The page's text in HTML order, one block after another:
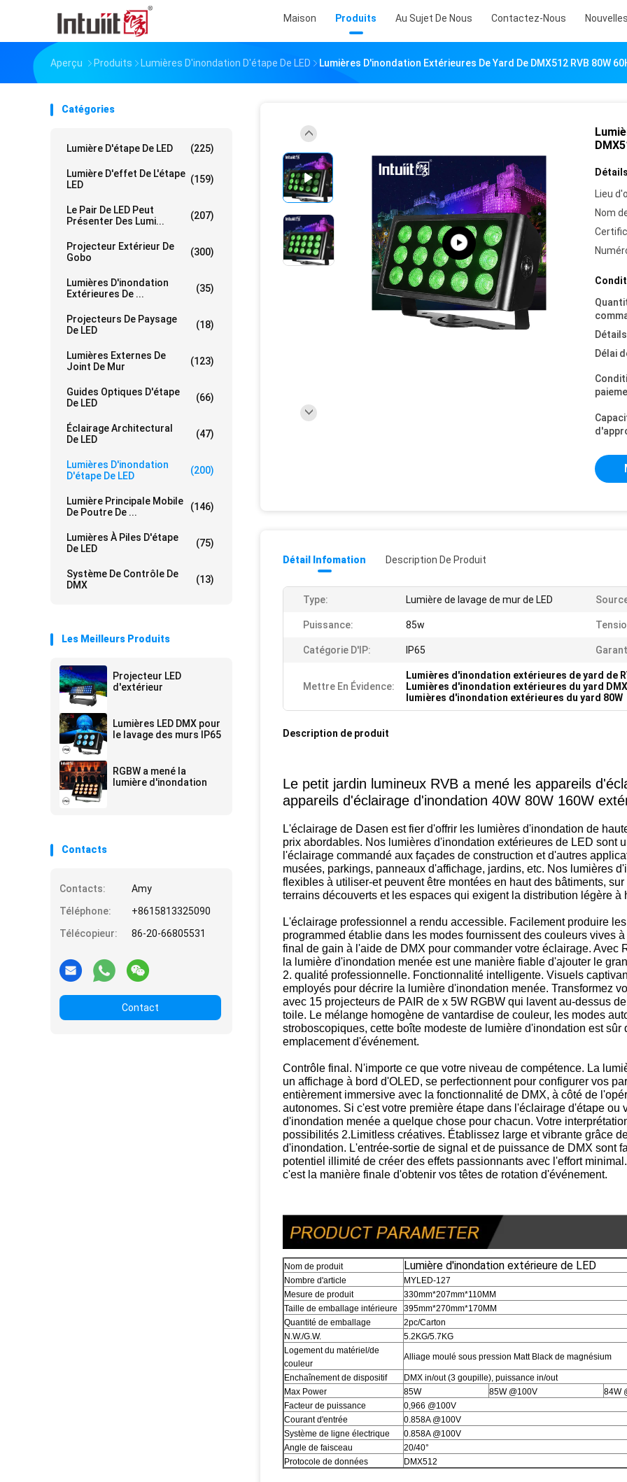
Maison Produits Au Sujet De Nous Contactez-Nous Nouvelles
Aperçu Produits Lumières D'inondation D'étape De LED Lumières D'inondation Extérieures De Yard De DMX512 RVB 80W
Catégories
Lumière D'étape De LED (225)
Lumière D'effet De L'étape
LED
(159)
Le Pair De LED Peut
Présenter Des Lumi...
(207)
Projecteur Extérieur De
Gobo
(300)
Lumières D'inondation
Extérieures De ...
(35)
Projecteurs De Paysage
De LED
(18)
Lumières Externes De
Joint De Mur
(123)
Guides Optiques D'étape
De LED
(66)
Éclairage Architectural
De LED
(47)
Lumières D'inondation
D'étape De LED
(200)
Lumière Principale Mobile
De Poutre De ...
(146)
Lumières À Piles D'étape
De LED
(75)
Système De Contrôle De
DMX
(13)
Les Meilleurs Produits
Projecteur LED
d'extérieur
Lumières LED DMX pour
le lavage des murs IP65
RGBW a mené la
lumière d'inondation
Contacts
Contacts:
Amy
Téléphone:
+8615813325090
Télécopieur:
86-20-66805531
Contact
Lieu
Nom
Délai
Détail Infomation Description De Produit
Type: Lumière de lavage de mur de LED
Puissance: 85w
Catégorie D'IP: IP65
Mettre En Évidence:
Lumières d'inondation extérieures de yard de
Lumières d'inondation extérieures du yard
lumières d'inondation extérieures du yard 80W
Description de produit
Le petit jardin lumineux RVB a mené les appareils
appareils d'éclairage d'inondation 40W 80W 160W
L'éclairage de Dasen est fier d'offrir les lumières d'inondation de
prix abordables. Nos lumières d'inondation extérieures de LED sont
l'éclairage commandé aux façades de construction et d'autres
musées, parkings, panneaux d'affichage, jardins, etc. Nos lumières
flexibles à utiliser-et peuvent être montées en haut des bâtiments,
terrains découverts et les espaces qui exigent la distribution légère à
L'éclairage professionnel a rendu accessible. Facilement produire
programmed établie dans les modes fournissent des couleurs vives
final de gain à l'aide de DMX pour commander votre éclairage. Avec
la lumière d'inondation menée est une manière fiable d'ajouter le
2. qualité professionnelle. Fonctionnalité intelligente. Visuels
employés pour décrire la lumière d'inondation menée. Transformez
avec 15 projecteurs de PAIR de x 5W RGBW qui lavent au-dessus
toile. Le mélange homogène de vantardise de couleur, les modes
stroboscopiques, cette boîte modeste de lumière d'inondation est
emplacement d'événement.
Contrôle final. N'importe ce que votre niveau de compétence. La
un affichage à bord d'OLED, se perfectionnent pour configurer vos
entièrement immersive avec la fonctionnalité de DMX, à côté de
autonomes. Si c'est votre première étape dans l'éclairage d'étape
d'inondation menée a quelque chose pour chacun. Votre
possibilités 2.Limitless créatives. Établissez large et vibrante grâce
d'inondation. L'entrée-sortie de signal et de puissance de DMX sont
potentiel illimité de créer des effets passionnants avec l'effort
c'est la manière finale d'obtenir vos têtes de rotation d'événement.
Nom de produit Lumière d'inondation extérieure de LED
Nombre d'article
MYLED-127
Mesure de produit
330mm*207mm*110MM
Taille de emballage intérieure
395mm*270mm*170MM
Quantité de emballage
2pc/Carton
N.W./G.W.
5.2KG/5.7KG
Logement du matériel/de
couleur
Alliage moulé sous pression Matt Black de magnésium
Enchaînement de dispositif
DMX in/out (3 goupille), puissance in/out
Max Power
85W 85W @100V
84W
Facteur de puissance
0,966 @100V
Courant d'entrée
0.858A @100V
Système de ligne électrique
0.858A @100V
Angle de faisceau
20/40°
Protocole de données
DMX512